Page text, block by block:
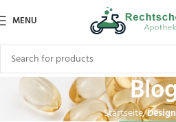
MENU
Startseite